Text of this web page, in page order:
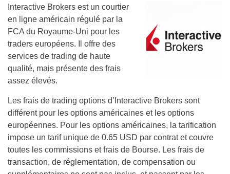
Interactive Brokers est un courtier
en ligne américain régulé par la
FCA du Royaume-Uni pour les
traders européens. Il offre des
services de trading de haute
qualité, mais présente des frais
assez élevés.
Les frais de trading options d’Interactive Brokers sont
différent pour les options américaines et les options
européennes. Pour les options américaines, la tarification
impose un tarif unique de 0.65 USD par contrat et couvre
toutes les commissions et frais de Bourse. Les frais de
transaction, de réglementation, de compensation ou